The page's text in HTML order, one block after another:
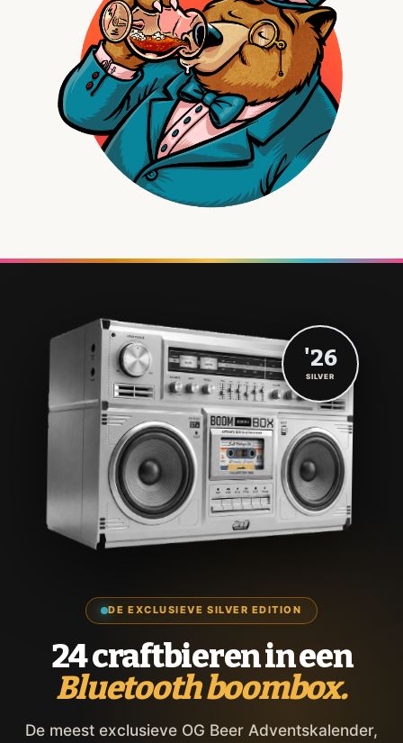
DE EXCLUSIEVE SILVER EDITION
24 craftbieren in een
Bluetooth boombox.
De meest exclusieve OG Beer Adventskalender,
'26
SILVER